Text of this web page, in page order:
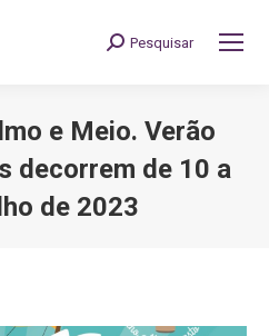
Search:
Pesquisar
e Meio. Verão
decorrem de 10 a
de 2023